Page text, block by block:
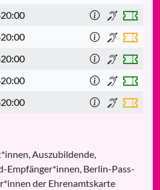
20:00
20:00
20:00
20:00
20:00
Auszubildende,
Empfänger*innen, Berlin-Pass-
der Ehrenamtskarte